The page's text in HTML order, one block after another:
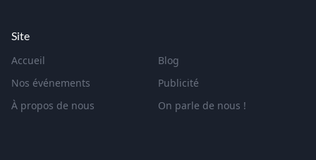
Site
Accueil
Blog
Nos événements
Publicité
À propos de nous
On parle de nous !